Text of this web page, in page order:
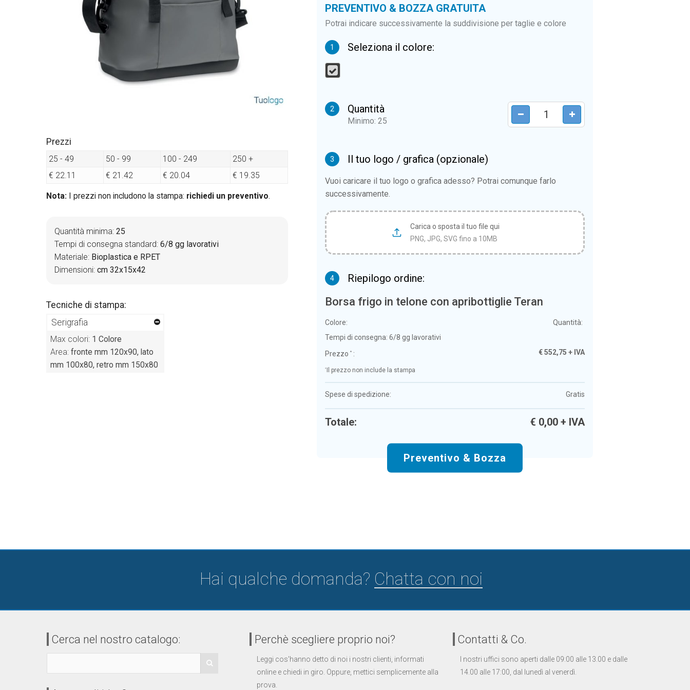
Prezzi
25 - 49 50 - 99 100 - 249
250 +
€ 22.11
€ 21.42 € 20.04 € 19.35
Nota: I prezzi non includono la stampa: richiedi un preventivo.
Quantità minima: 25
Tempi di consegna standard: 6/8 gg lavorativi
Materiale: Bioplastica e RPET
Dimensioni: cm 32x15x42
Tecniche di stampa:
Serigrafia
Max colori: 1 Colore
Area:fronte mm 120x90, lato
mm 100x80, retro mm 150x80
PREVENTIVO & BOZZA GRATUITA
Potrai indicare successivamente la suddivisione per taglie e colore
1 Seleziona il colore:
2 Quantità
Minimo: 25
3 Il tuo logo / grafica (opzionale)
Vuoi caricare il tuo logo o grafica adesso? Potrai comunque farlo
successivamente.
Carica o sposta il tuo file qui
PNG, JPG, SVG fino a 10MB
4 Riepilogo ordine:
Borsa frigo in telone con apribottiglie Teran
Colore:
Quantità:
Tempi di consegna: 6/8 gg lavorativi
Prezzo *: €552,75 + IVA
* Il prezzo non include la stampa
Spese di spedizione: Gratis
Totale: € 0,00 + IVA
Preventivo & Bozza
Hai qualche domanda? Chatta con noi
Cerca nel nostro catalogo: Perchè scegliere proprio noi?
Leggi cos'hanno detto di noi i nostri clienti, informati
online e chiedi in giro. Oppure, mettici semplicemente alla
prova.
Contatti & Co.
I nostri uffici sono aperti dalle 09:00 alle 13.00 e dalle
14.00 alle 17:00, dal lunedì al venerdì.